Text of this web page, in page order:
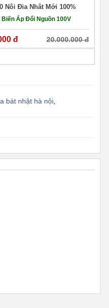
Nội Địa Nhật Mới 100%
Biến Áp Đổi Nguồn 100V
đ 20.000.000 đ
bát nhật hà nội